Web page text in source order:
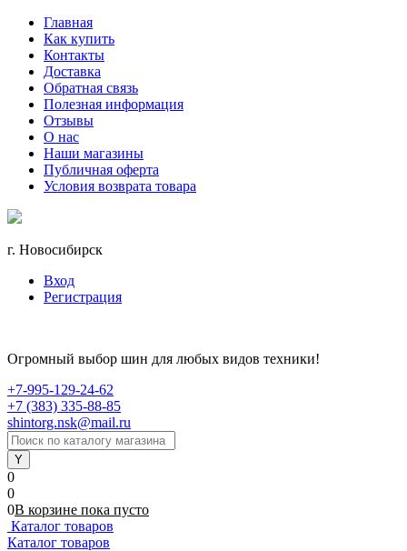
Главная
Как купить
Контакты
Доставка
Обратная связь
Полезная информация
Отзывы
О нас
Наши магазины
Публичная оферта
Условия возврата товара
г. Новосибирск
Вход
Регистрация
Огромный выбор шин для любых видов техники!
+7-995-129-24-62
+7 (383) 335-88-85
shintorg.nsk@mail.ru
0
0
0В корзине пока пусто
Каталог товаров
Каталог товаров